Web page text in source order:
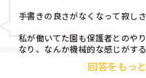
手書きの良さがなくなって寂し
私が働いてた園も保護者とのや
なり、なんか機械的な感じがす
その分お迎えの時に、お子さん
伝えたりして、コミュニケーシ
回答をもっ